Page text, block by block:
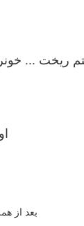
...
بعد از